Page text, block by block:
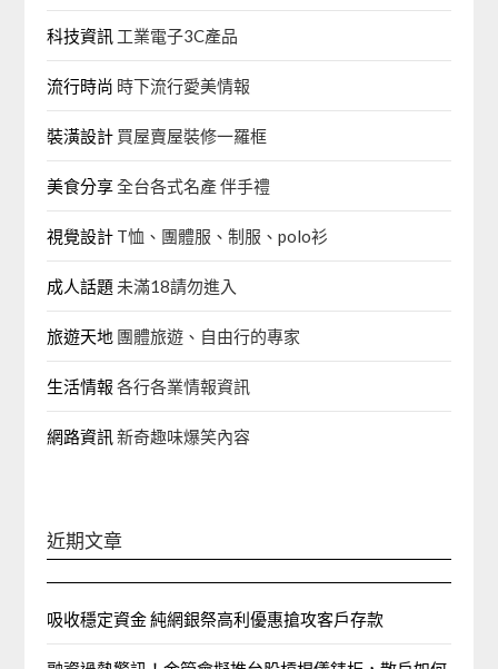
科技資訊 工業電子3C產品
流行時尚 時下流行愛美情報
裝潢設計 買屋賣屋裝修一羅框
美食分享全台各式名產 伴手禮
視覺設計 T恤、團體服、制服、polo衫
成人話題 未滿18請勿進入
旅遊天地 團體旅遊、自由行的專家‎
生活情報 各行各業情報資訊
網路資訊 新奇趣味爆笑內容
近期文章
吸收穩定資金 純網銀祭高利優惠搶攻客戶存款